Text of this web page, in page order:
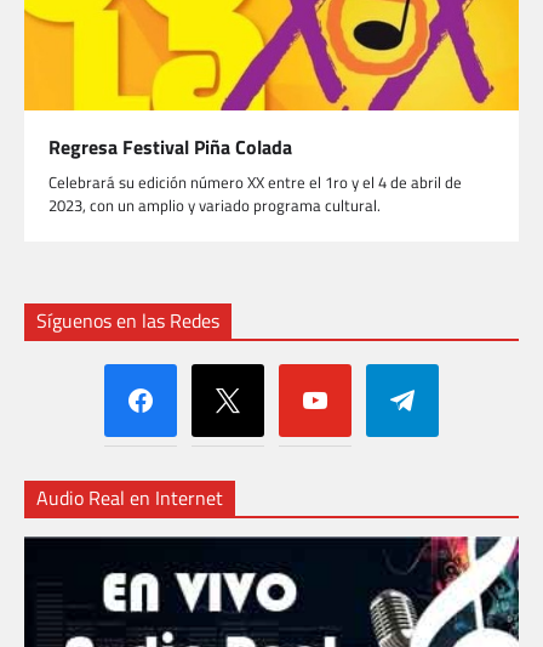
Regresa Festival Piña Colada
Celebrará su edición número XX entre el 1ro y el 4 de abril de
2023, con un amplio y variado programa cultural.
Síguenos en las Redes
facebook x youtube telegram
Audio Real en Internet